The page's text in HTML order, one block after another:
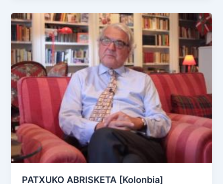
PATXUKO ABRISKETA [Kolonbia]